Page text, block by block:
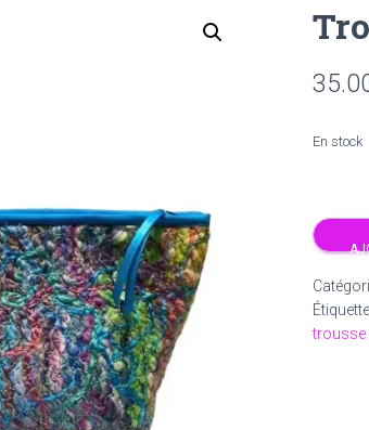
En stock
quantité
de
Trousse
de
toilette
trousse